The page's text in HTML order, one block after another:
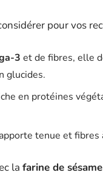
pour vos
3 et de fibres, elle
glucides.
en protéines
tenue et fibres
la farine de sésame